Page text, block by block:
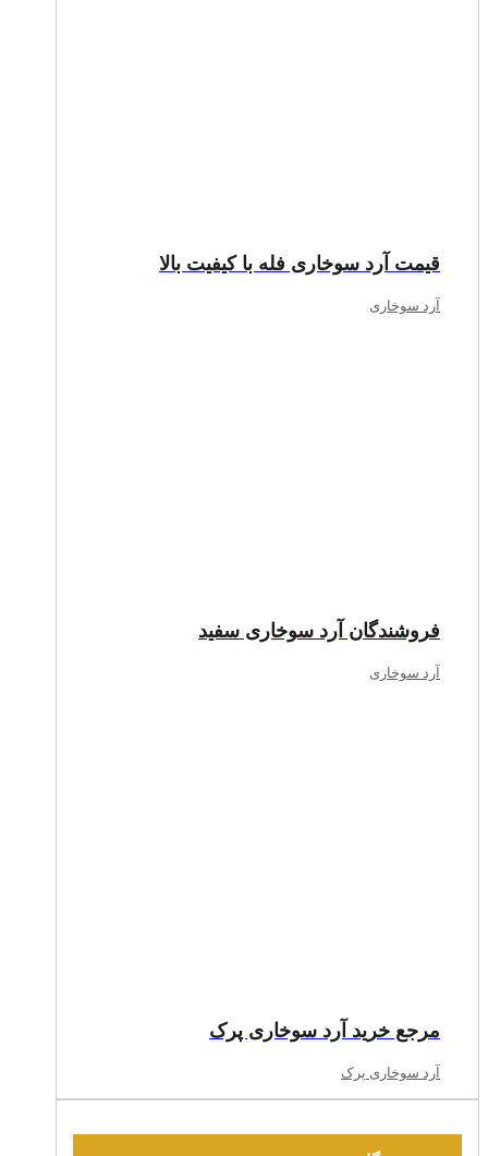
قیمت آرد سوخاری فله با کیفیت بالا
آرد سوخاری
فروشندگان آرد سوخاری سفید
آرد سوخاری
مرجع خرید آرد سوخاری پرک
آرد سوخاری پرک